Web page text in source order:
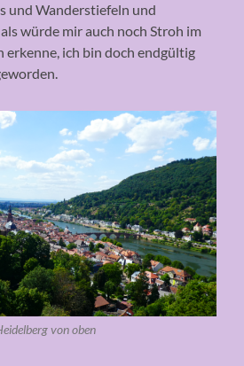
und Wanderstiefeln und
würde mir auch noch Stroh im
erkenne, ich bin doch endgültig
von oben